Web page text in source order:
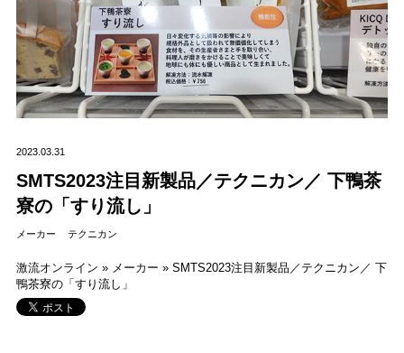
2023.03.31
SMTS2023注目新製品／テクニカン／ 下鴨茶
寮の「すり流し」
メーカー テクニカン
激流オンライン » メーカー » SMTS2023注目新製品／テクニカン／ 下
鴨茶寮の「すり流し」